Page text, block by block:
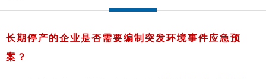
长期停产的企业是否需要编制突发环境事件应急预
案？